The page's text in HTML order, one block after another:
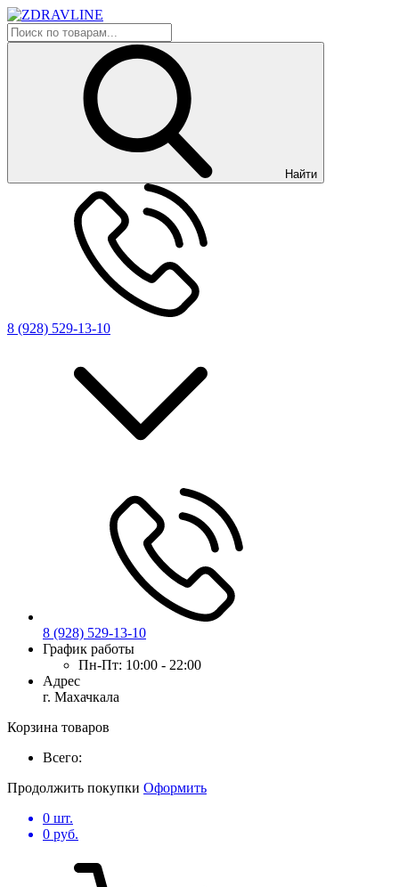
Найти
8 (928) 529-13-10
8 (928) 529-13-10
График работы
Пн-Пт: 10:00 - 22:00
Адрес
г. Махачкала
Корзина товаров
Всего:
Продолжить покупки Оформить
0 шт.
0 руб.